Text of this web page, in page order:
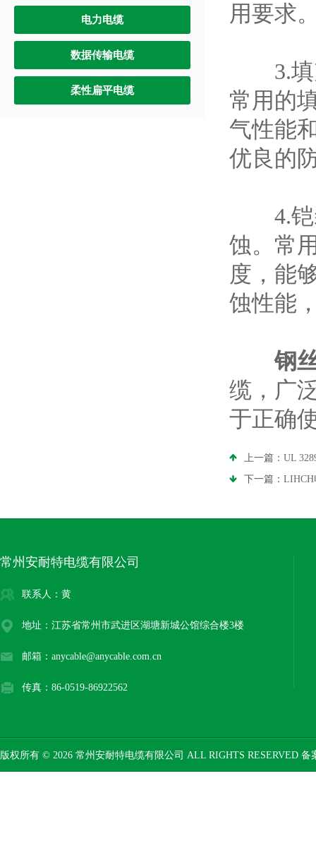
电力电缆
数据传输电缆
柔性扁平电缆
用要求
3.填充
常用的
气性能
优良的
4.铠装
蚀。常
度，能
蚀性能
钢
缆，广
于正确
上一篇： UL
下一篇： LIHCH
常州安耐特电缆有限公司
联系人：黄
地址：江苏省常州市武进区湖塘新城公馆综合楼3楼
邮箱：anycable@anycable.com.cn
传真：86-0519-86922562
版权所有 © 2026 常州安耐特电缆有限公司 ALL RIGHTS RESERVED 备